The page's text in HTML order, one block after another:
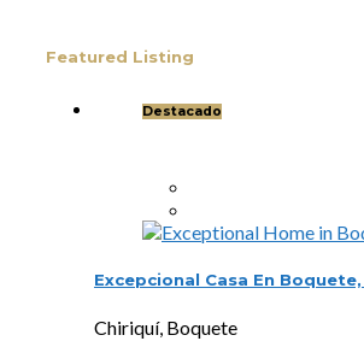
Featured Listing
Destacado
Excepcional Casa En
Chiriquí, Boquete